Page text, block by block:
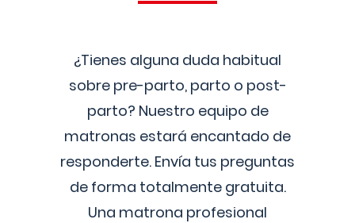
¿Tienes alguna duda habitual
sobre pre-parto, parto o post-
parto? Nuestro equipo de
matronas estará encantado de
responderte. Envía tus preguntas
de forma totalmente gratuita.
Una matrona profesional